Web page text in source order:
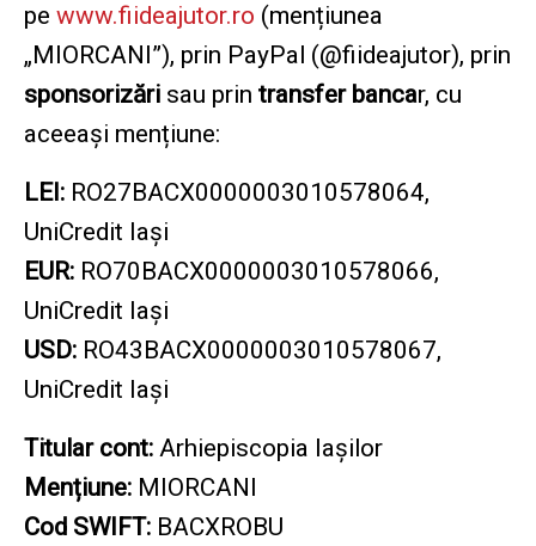
pe www.fiideajutor.ro (mențiunea
„MIORCANI”), prin PayPal (@fiideajutor), prin
sponsorizări sau prin transfer bancar, cu
aceeași mențiune:
LEI: RO27BACX0000003010578064,
UniCredit Iași
EUR: RO70BACX0000003010578066,
UniCredit Iași
USD: RO43BACX0000003010578067,
UniCredit Iași
Titular cont: Arhiepiscopia Iașilor
Mențiune: MIORCANI
Cod SWIFT: BACXROBU